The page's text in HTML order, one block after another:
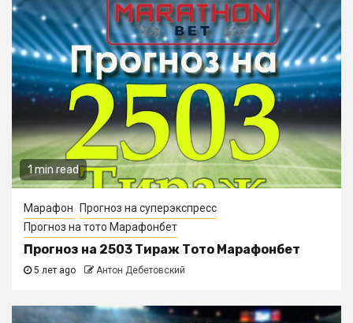
1 min read
Марафон
Прогноз на суперэкспресс
Прогноз на тото Марафонбет
Прогноз на 2503 Тираж Тото Марафонбет
5 лет ago Антон Дебетовский